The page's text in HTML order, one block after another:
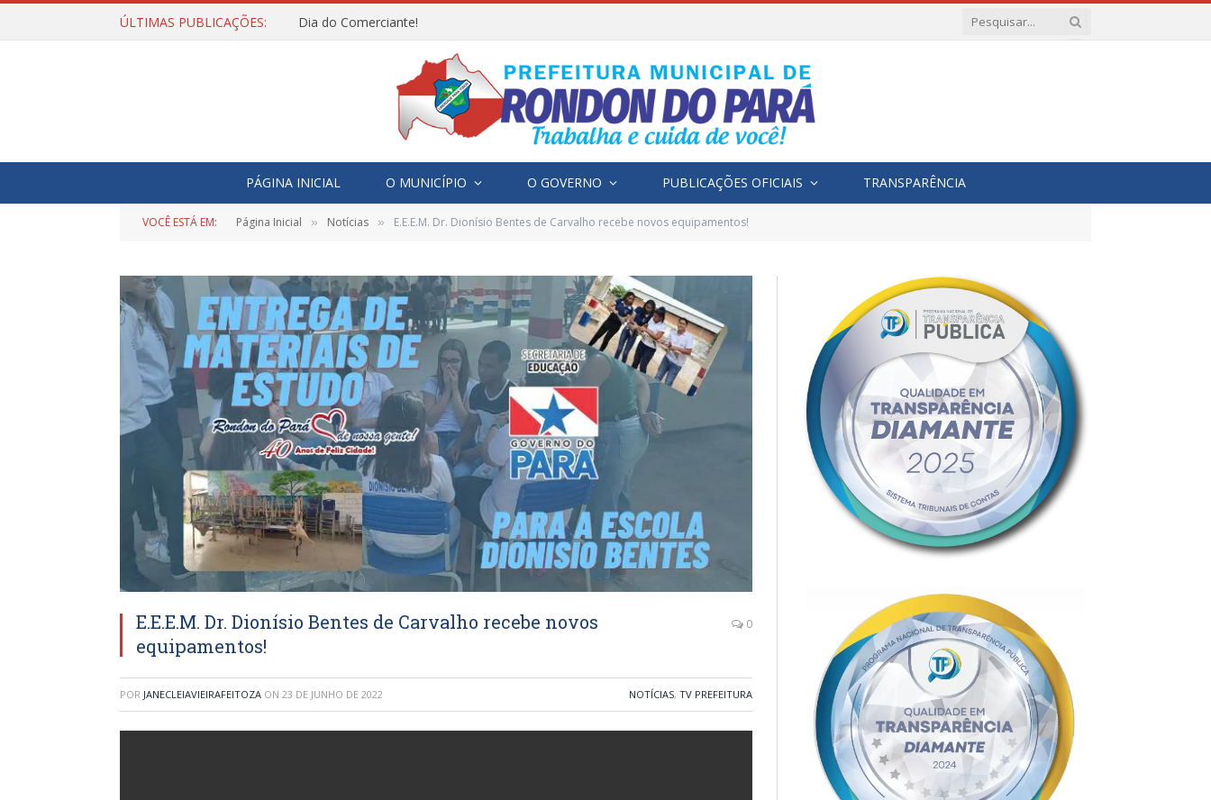
ÚLTIMAS PUBLICAÇÕES: Dia do Comerciante!
PÁGINA INICIAL O MUNICÍPIO O GOVERNO PUBLICAÇÕES OFICIAIS TRANSPARÊNCIA
VOCÊ ESTÁ EM: Página Inicial » Notícias » E.E.E.M. Dr. Dionísio Bentes de Carvalho recebe novos equipamentos!
E.E.E.M. Dr. Dionísio Bentes de Carvalho recebe novos
equipamentos!
0
POR JANECLEIAVIEIRAFEITOZA ON 23 DE JUNHO DE 2022 NOTÍCIAS, TV PREFEITURA